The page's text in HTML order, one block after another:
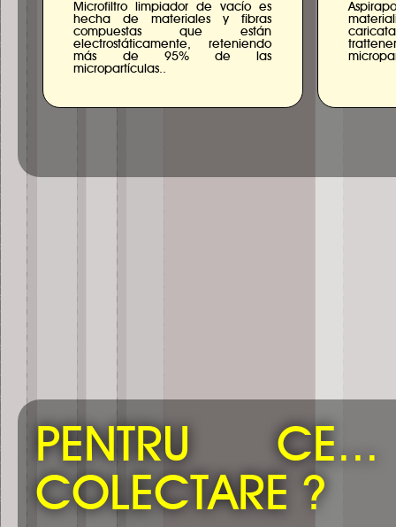
Microfiltro limpiador de vacío es
hecha de materiales y fibras
compuestas que están
electrostáticamente, reteniendo
más de 95% de las
micropartículas..
PENTRU
COLECTARE ?